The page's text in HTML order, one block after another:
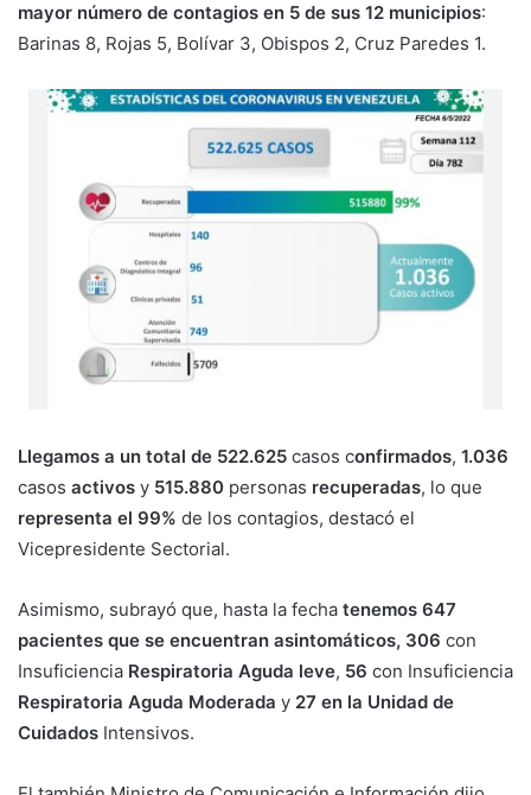
mayor número de contagios en 5 de sus 12 municipios:
Barinas 8, Rojas 5, Bolívar 3, Obispos 2, Cruz Paredes 1.
Llegamos a un total de 522.625 casos confirmados, 1.036
casos activos y 515.880 personas recuperadas, lo que
representa el 99% de los contagios, destacó el
Vicepresidente Sectorial.
Asimismo, subrayó que, hasta la fecha tenemos 647
pacientes que se encuentran asintomáticos, 306 con
Insuficiencia Respiratoria Aguda leve, 56 con Insuficiencia
Respiratoria Aguda Moderada y 27 en la Unidad de
Cuidados Intensivos.